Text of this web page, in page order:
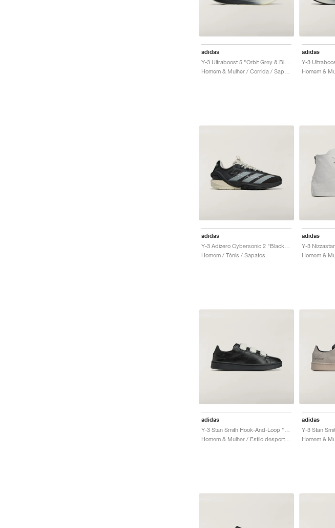
adidas adidas
adidas
Homem / Ténis / Sapatos
adidas
Y-3
Homem &
adidas adidas